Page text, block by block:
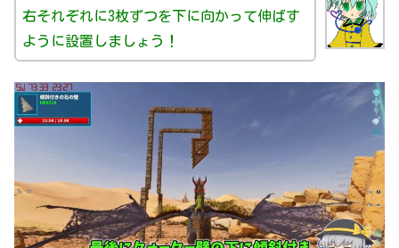
右それぞれに3枚ずつを下に向かって伸ばす
ように設置しましょう！